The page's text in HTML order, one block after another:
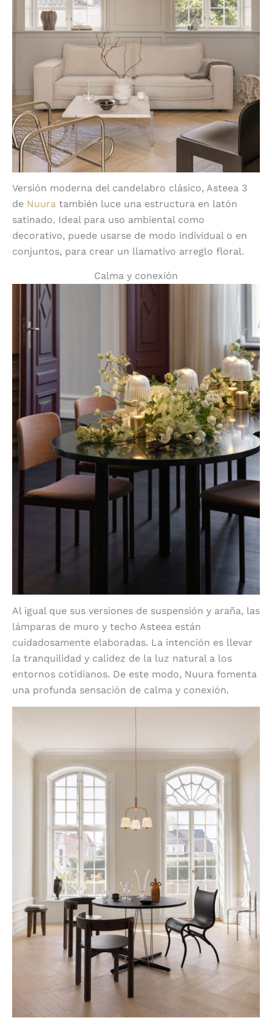
Versión moderna del candelabro clásico, Asteea 3
de Nuura también luce una estructura en latón
satinado. Ideal para uso ambiental como
decorativo, puede usarse de modo individual o en
conjuntos, para crear un llamativo arreglo floral.
Calma y conexión
Al igual que sus versiones de suspensión y araña, las
lámparas de muro y techo Asteea están
cuidadosamente elaboradas. La intención es llevar
la tranquilidad y calidez de la luz natural a los
entornos cotidianos. De este modo, Nuura fomenta
una profunda sensación de calma y conexión.